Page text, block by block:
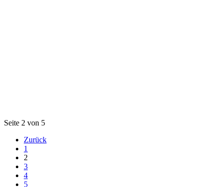
Seite 2 von 5
Zurück
1
2
3
4
5